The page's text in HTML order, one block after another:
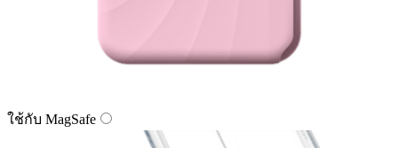
ใช้กับ MagSafe